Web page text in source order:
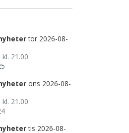
tor 2026-08-
21.00
ons 2026-08-
21.00
tis 2026-08-